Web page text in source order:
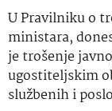
U Pravilniku o
ministara,
je trošenje
ugostiteljskim
službenih i